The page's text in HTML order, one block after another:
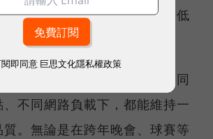
，都需要網路能即時回應、低
則是衡量電信業者可否在不同
不同網路負載下，都能維持一
。無論是在跨年晚會、球賽等
即同意 巨思文化隱私權政策